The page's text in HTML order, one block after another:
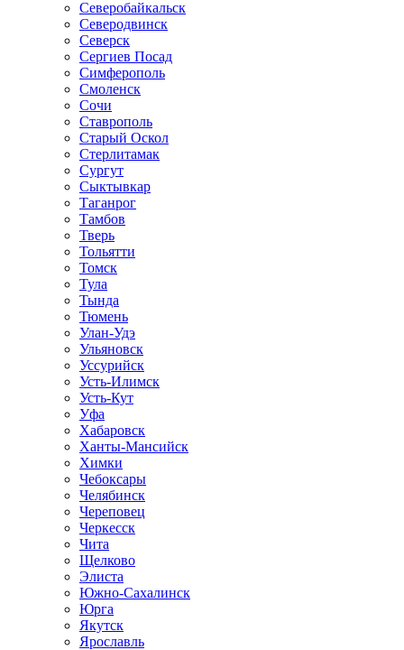
Северобайкальск
Северодвинск
Северск
Сергиев Посад
Симферополь
Смоленск
Сочи
Ставрополь
Старый Оскол
Стерлитамак
Сургут
Сыктывкар
Таганрог
Тамбов
Тверь
Тольятти
Томск
Тула
Тында
Тюмень
Улан-Удэ
Ульяновск
Уссурийск
Усть-Илимск
Усть-Кут
Уфа
Хабаровск
Ханты-Мансийск
Химки
Чебоксары
Челябинск
Череповец
Черкесск
Чита
Щелково
Элиста
Южно-Сахалинск
Юрга
Якутск
Ярославль